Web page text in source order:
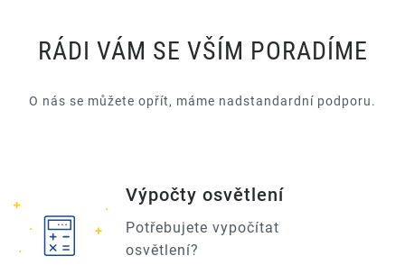
RÁDI VÁM SE VŠÍM PORADÍME
O nás se můžete opřít, máme nadstandardní podporu.
Výpočty osvětlení
Potřebujete vypočítat
osvětlení?